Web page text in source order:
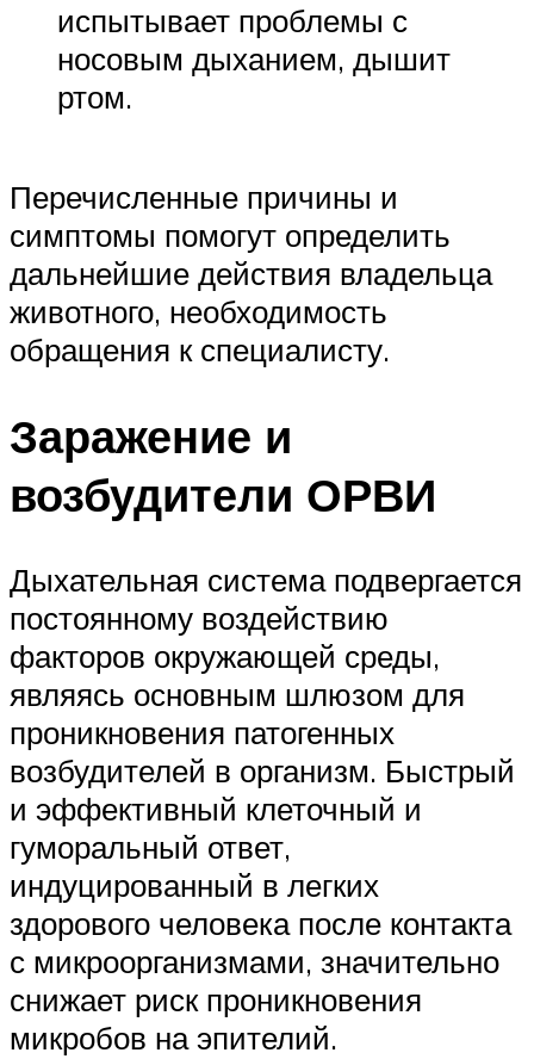
испытывает проблемы с
носовым дыханием, дышит
ртом.
Перечисленные причины и
симптомы помогут определить
дальнейшие действия владельца
животного, необходимость
обращения к специалисту.
Заражение и
возбудители ОРВИ
Дыхательная система подвергается
постоянному воздействию
факторов окружающей среды,
являясь основным шлюзом для
проникновения патогенных
возбудителей в организм. Быстрый
и эффективный клеточный и
гуморальный ответ,
индуцированный в легких
здорового человека после контакта
с микроорганизмами, значительно
снижает риск проникновения
микробов на эпителий.